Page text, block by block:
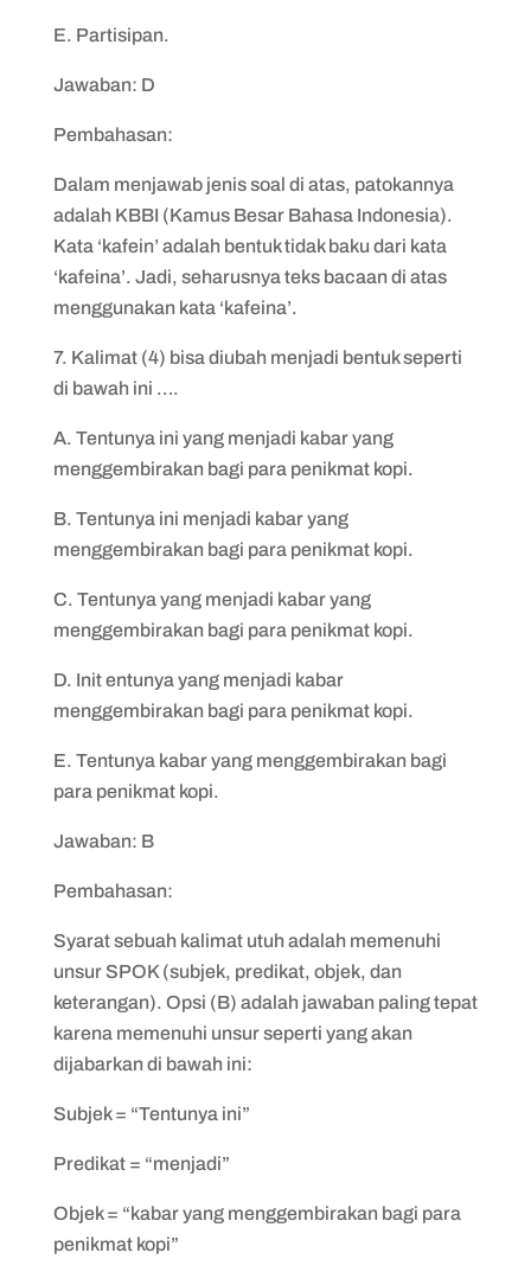
E. Partisipan.
Jawaban: D
Pembahasan:
Dalam menjawab jenis soal di atas, patokannya
adalah KBBI (Kamus Besar Bahasa Indonesia).
Kata ‘kafein’ adalah bentuk tidak baku dari kata
‘kafeina’. Jadi, seharusnya teks bacaan di atas
menggunakan kata ‘kafeina’.
7. Kalimat (4) bisa diubah menjadi bentuk seperti
di bawah ini ….
A. Tentunya ini yang menjadi kabar yang
menggembirakan bagi para penikmat kopi.
B. Tentunya ini menjadi kabar yang
menggembirakan bagi para penikmat kopi.
C. Tentunya yang menjadi kabar yang
menggembirakan bagi para penikmat kopi.
D. Init entunya yang menjadi kabar
menggembirakan bagi para penikmat kopi.
E. Tentunya kabar yang menggembirakan bagi
para penikmat kopi.
Jawaban: B
Pembahasan:
Syarat sebuah kalimat utuh adalah memenuhi
unsur SPOK (subjek, predikat, objek, dan
keterangan). Opsi (B) adalah jawaban paling tepat
karena memenuhi unsur seperti yang akan
dijabarkan di bawah ini:
Subjek = “Tentunya ini”
Predikat = “menjadi”
Objek = “kabar yang menggembirakan bagi para
penikmat kopi”